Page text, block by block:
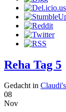
Reha Tag 5
Gedacht in
08
Nov